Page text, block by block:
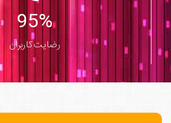
95%
رضایت کاربران